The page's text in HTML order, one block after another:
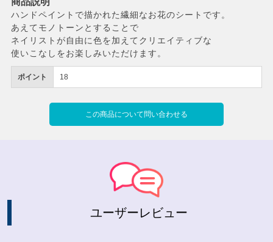
ポイント 18
この商品について問い合わせる
ハンドペイントで描かれた繊細なお花のシートです。
あえてモノトーンとすることで
ネイリストが自由に色を加えてクリエイティブな
使いこなしをお楽しみいただけます。
ユーザーレビュー